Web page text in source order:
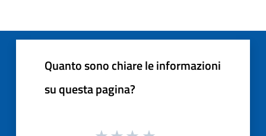
Quanto sono chiare le informazioni
su questa pagina?